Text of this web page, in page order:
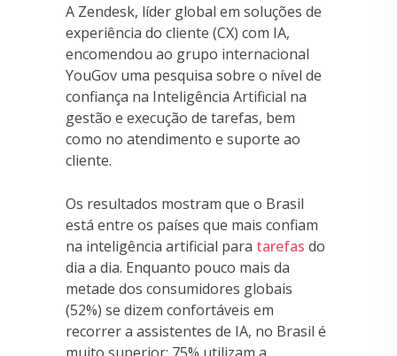
A Zendesk, líder global em soluções de
experiência do cliente (CX) com IA,
encomendou ao grupo internacional
YouGov uma pesquisa sobre o nível de
confiança na Inteligência Artificial na
gestão e execução de tarefas, bem
como no atendimento e suporte ao
cliente.
Os resultados mostram que o Brasil
está entre os países que mais confiam
na inteligência artificial para tarefas do
dia a dia. Enquanto pouco mais da
metade dos consumidores globais
(52%) se dizem confortáveis em
recorrer a assistentes de IA, no Brasil é